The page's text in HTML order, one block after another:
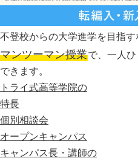
不登校からの大学進学を目指す
マンツーマン授業で、一人
できます。
トライ式高等学院の
特長
個別相談会
オープンキャンパス
キャンパス長・講師の